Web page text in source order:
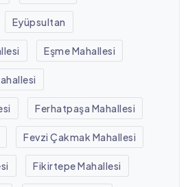
Eyüpsultan
Eşme Mahallesi
Ferhatpaşa Mahallesi
Fevzi Çakmak Mahallesi
Fikirtepe Mahallesi